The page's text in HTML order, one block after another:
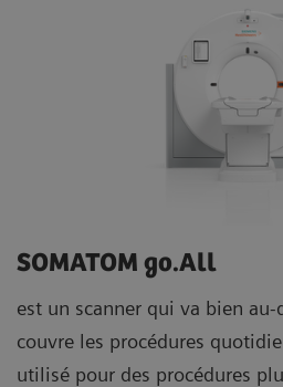
SOMATOM go.All
est un scanner qui va bien
couvre les procédures
utilisé pour des procédures